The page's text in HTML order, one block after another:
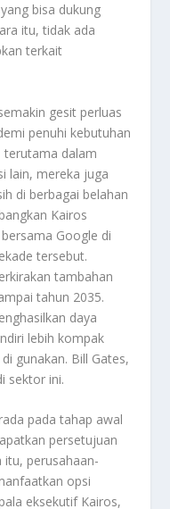
bisa dukung
itu, tidak ada
terkait
gesit perluas
penuhi kebutuhan
terutama dalam
lain, mereka juga
di berbagai belahan
Kairos
Google di
tersebut.
tambahan
tahun 2035.
daya
lebih kompak
gunakan. Bill Gates,
sektor ini.
pada tahap awal
persetujuan
itu, perusahaan-
opsi
eksekutif Kairos,